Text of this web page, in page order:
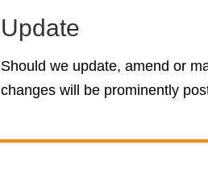
Update
Should we update, amend or
changes will be prominently